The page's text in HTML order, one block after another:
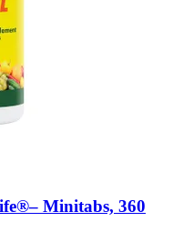
Minitabs, 360